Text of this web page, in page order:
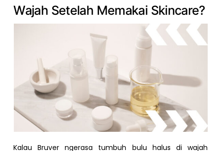
Wajah Setelah Memakai Skincare?
Kalau Bruver ngerasa tumbuh bulu halus di wajah